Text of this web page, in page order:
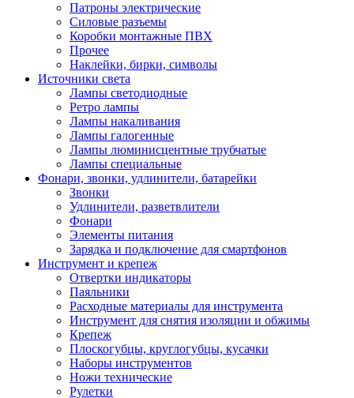
Патроны электрические
Силовые разъемы
Коробки монтажные ПВХ
Прочее
Наклейки, бирки, символы
Источники света
Лампы светодиодные
Ретро лампы
Лампы накаливания
Лампы галогенные
Лампы люминисцентные трубчатые
Лампы специальные
Фонари, звонки, удлинители, батарейки
Звонки
Удлинители, разветвлители
Фонари
Элементы питания
Зарядка и подключение для смартфонов
Инструмент и крепеж
Отвертки индикаторы
Паяльники
Расходные материалы для инструмента
Инструмент для снятия изоляции и обжимы
Крепеж
Плоскогубцы, круглогубцы, кусачки
Наборы инструментов
Ножи технические
Рулетки